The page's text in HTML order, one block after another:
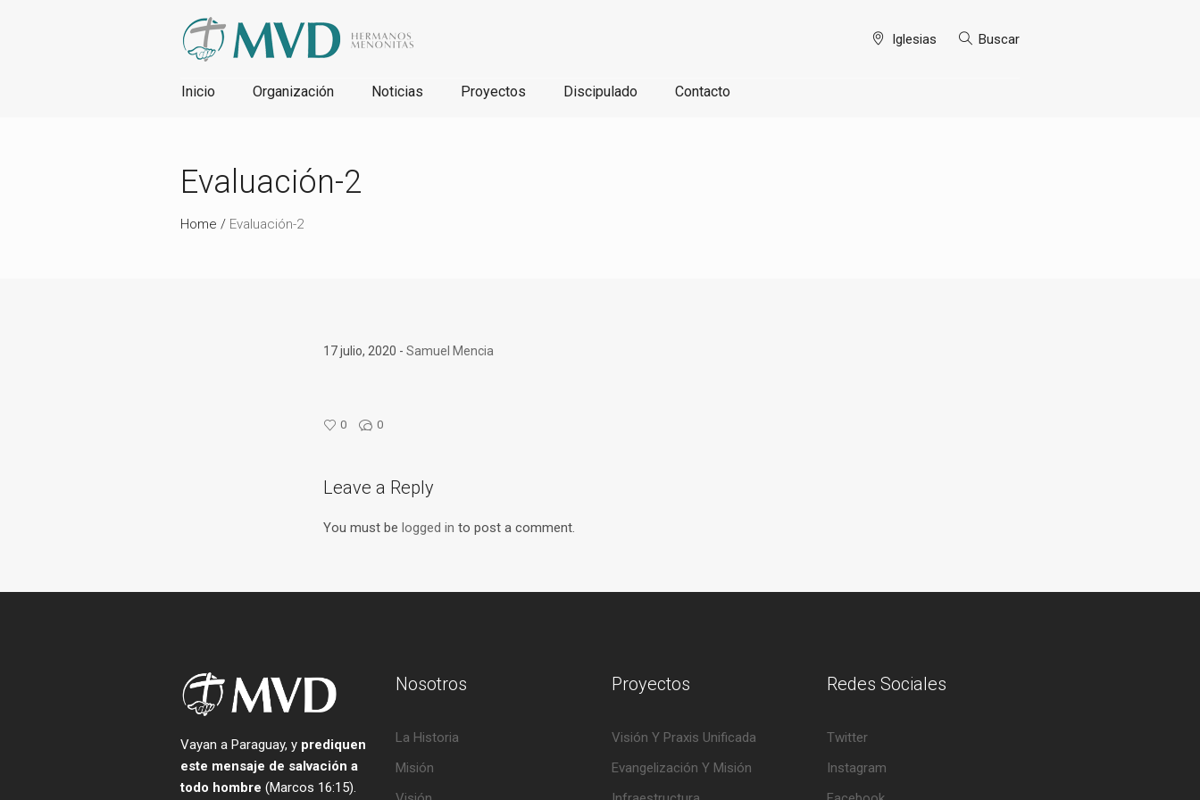
Buscar
Iglesias
Inicio Organización Noticias Proyectos Discipulado Contacto
Evaluación-2
Home / Evaluación-2
17 julio, 2020 Samuel Mencia
0 0
Leave a Reply
You must be logged in to post a comment.
Vayan a Paraguay, y prediquen
este mensaje de salvación a
todo hombre (Marcos 16:15).
Nosotros
La Historia
Misión
Proyectos
Visión Y Praxis Unificada
Evangelización Y Misión
Redes Sociales
Twitter
Instagram